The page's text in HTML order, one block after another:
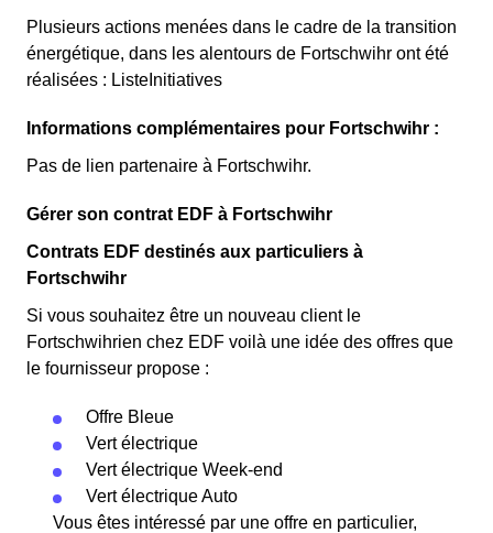
Plusieurs actions menées dans le cadre de la transition
énergétique, dans les alentours de Fortschwihr ont été
réalisées : ListeInitiatives
Informations complémentaires pour Fortschwihr :
Pas de lien partenaire à Fortschwihr.
Gérer son contrat EDF à Fortschwihr
Contrats EDF destinés aux particuliers à
Fortschwihr
Si vous souhaitez être un nouveau client le
Fortschwihrien chez EDF voilà une idée des offres que
le fournisseur propose :
Offre Bleue
Vert électrique
Vert électrique Week-end
Vert électrique Auto
Vous êtes intéressé par une offre en particulier,